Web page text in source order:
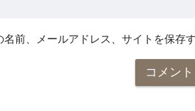
前、メールアドレス、サイトを保存す